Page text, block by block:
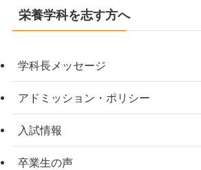
栄養学科を志す方へ
学科長メッセージ
アドミッション・ポリシー
入試情報
卒業生の声